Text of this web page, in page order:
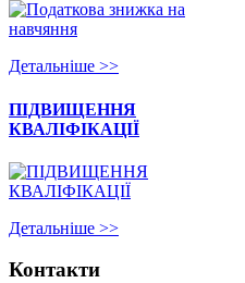
Детальнiше >>
ПІДВИЩЕННЯ
КВАЛІФІКАЦІЇ
Детальнiше >>
Контакти